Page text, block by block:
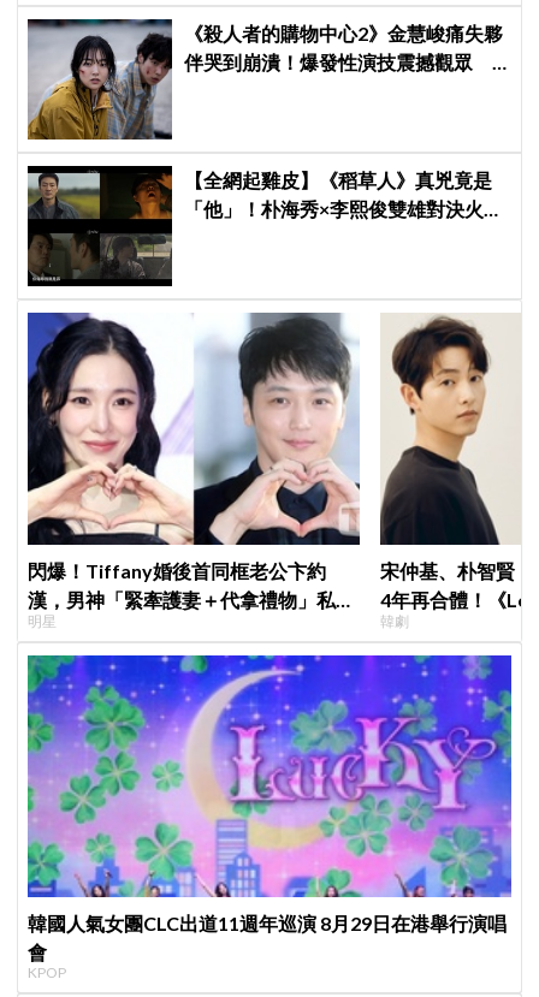
《殺人者的購物中心2》金慧峻痛失夥
伴哭到崩潰！爆發性演技震撼觀眾
【全網起雞皮】《稻草人》真兇竟是
「他」！朴海秀×李熙俊雙雄對決火花
閃爆！Tiffany婚後首同框老公卞約
漢，男神「緊牽護妻＋代拿禮物」私下
甜度超標
明星
宋仲基、朴智賢
4年再合體！《
面就變天」設定超
韓劇
韓國人氣女團CLC出道11週年巡演 8月29日在港舉行演唱
會
KPOP